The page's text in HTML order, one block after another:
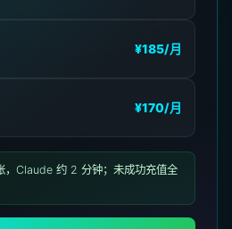
¥185/月
¥170/月
Claude 约 2 分钟；未成功充值全